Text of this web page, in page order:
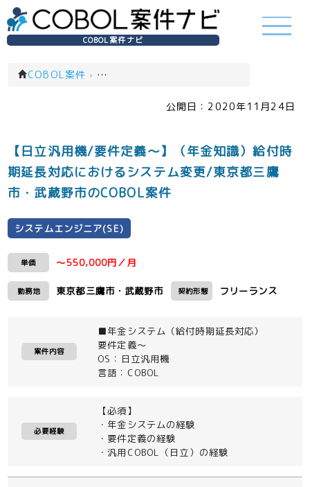
COBOL案件ナビ
COBOL案件 › システムエンジニア(SE)(一覧)
公開日： 2020年11月24日
【日立汎用機/要件定義～】（年金知識）給付時
期延長対応におけるシステム変更/東京都三鷹
市・武蔵野市のCOBOL案件
システムエンジニア(SE)
単価 ～550,000円／月
勤務地 東京都三鷹市・武蔵野市 契約形態 フリーランス
案件内容
■年金システム（給付時期延長対応）
要件定義～
OS：日立汎用機
言語：COBOL
必要経験
【必須】
・年金システムの経験
・要件定義の経験
・汎用COBOL（日立）の経験